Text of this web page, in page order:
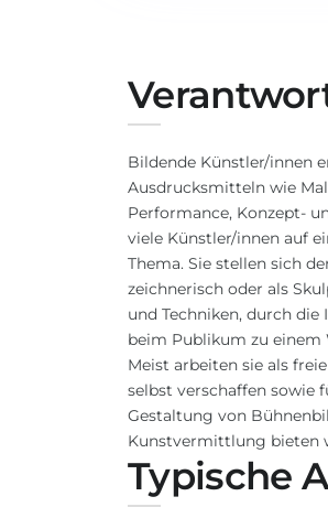
Bildende Künstler/innen
Ausdrucksmitteln wie
Performance, Konzept-
viele Künstler/innen auf
Thema. Sie stellen sich
zeichnerisch oder als
und Techniken, durch
beim Publikum zu einem
Meist arbeiten sie als
selbst verschaffen sowie
Gestaltung von
Kunstvermittlung bieten
Typische